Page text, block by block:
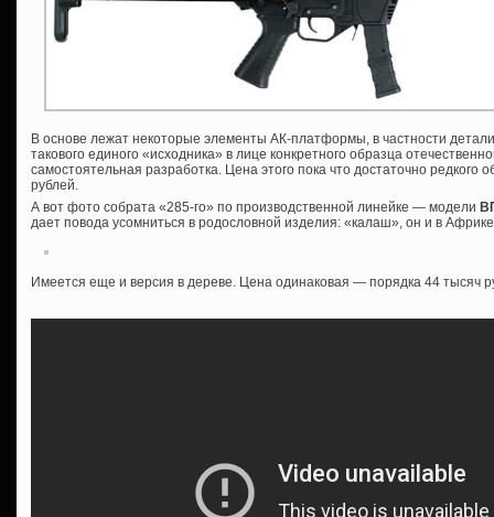
В основе лежат некоторые элементы АК-платформы, в частности
такового единого «исходника» в лице конкретного образца
самостоятельная разработка. Цена этого пока что достаточно редкого
рублей.
А вот фото собрата «285-го» по производственной линейке — модели
дает повода усомниться в родословной изделия: «калаш», он и в
Имеется еще и версия в дереве. Цена одинаковая — порядка 44 тысяч